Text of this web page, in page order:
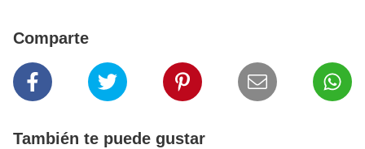
Comparte
También te puede gustar